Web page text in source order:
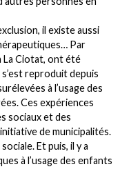
il existe aussi
Par
La Ciotat, ont été
reproduit depuis
à l’usage des
Ces expériences
sociaux et des
de municipalités.
Et puis, il y a
à l’usage des enfants